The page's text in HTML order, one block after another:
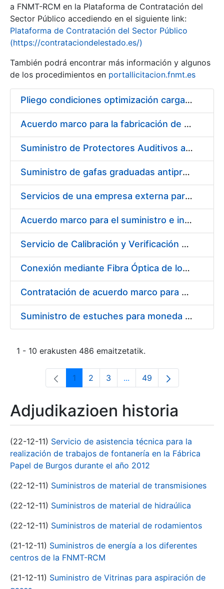
Erakutsi/Ezkutatu
a FNMT-RCM en la Plataforma de Contratación del
Sector Público accediendo en el siguiente link:
Plataforma de Contratación del Sector Público
(https://contrataciondelestado.es/)
También podrá encontrar más información y algunos
de los procedimientos en portallicitacion.fnmt.es
Pliego condiciones optimización cargas compras firmado
Acuerdo marco para la fabricación de piezas
Suministro de Protectores Auditivos a medida para las personas trabajadoras de los Centros de Trabajo de Madrid y Burgos
Suministro de gafas graduadas antiproyecciones para los trabajadores de la FNMT-RCM en los centros de trabajo de Madrid y Burgos
Servicios de una empresa externa para el asesoramiento y resolución de los recursos de alzada que se presentan relacionados con procesos de selección para la FNMT-RCM
Acuerdo marco para el suministro e instalación de persianas, estores y otros complementos
Servicio de Calibración y Verificación Externa de los Equipos de Medición del Servicio de Prevención de la FNMT-RCM
Conexión mediante Fibra Óptica de los Centros de Proceso de Datos (CPDs) de las sedes de la FNMT-RCM de Burgos y Madrid
Contratación de acuerdo marco para el Suministro de Material de Electricidad para la Fábrica Nacional de Moneda y Timbre-Real Casa de la Moneda en su centro de trabajo de Burgos
Suministro de estuches para moneda de 30 €
1 - 10 erakusten 486 emaitzetatik.
Orrialdea
1 Orrialdea
2 Orrialdea
3 ...Intermediate Pages Use
Orrialdea
49
Adjudikazioen historia
(22-12-11) Servicio de asistencia técnica para la
realización de trabajos de fontanería en la Fábrica
Papel de Burgos durante el año 2012
(22-12-11) Suministros de material de transmisiones
(22-12-11) Suministros de material de hidraúlica
(22-12-11) Suministros de material de rodamientos
(21-12-11) Suministros de energía a los diferentes
centros de la FNMT-RCM
(21-12-11) Suministro de Vitrinas para aspiración de